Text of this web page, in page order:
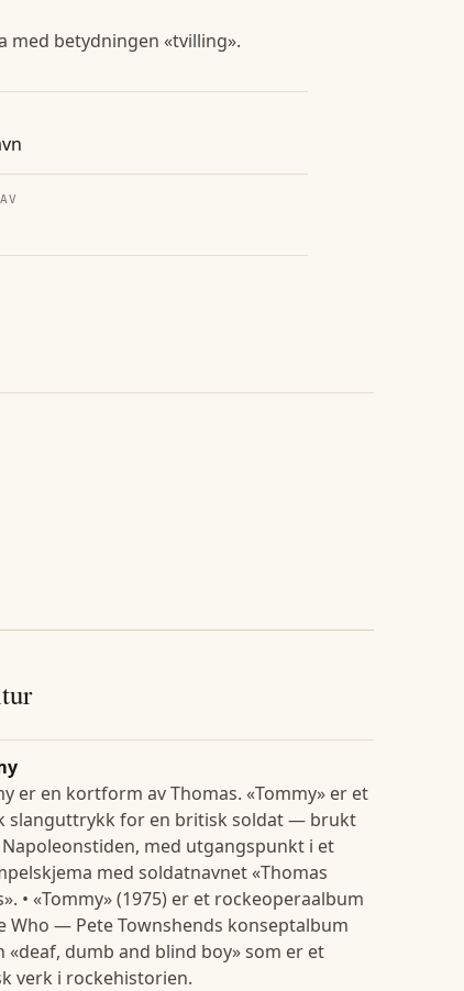
med betydningen «tvilling».
er en kortform av Thomas. «Tommy» er et
slanguttrykk for en britisk soldat — brukt
med utgangspunkt i et
med soldatnavnet «Thomas
• «Tommy» (1975) er et rockeoperaalbum
Who — Pete Townshends konseptalbum
«deaf, dumb and blind boy» som er et
verk i rockehistorien.